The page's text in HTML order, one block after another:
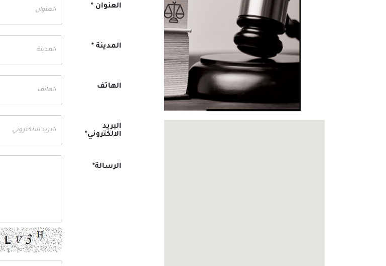
العنوان *
المدينة *
الهاتف
البريد
الالكتروني*
الرسالة*